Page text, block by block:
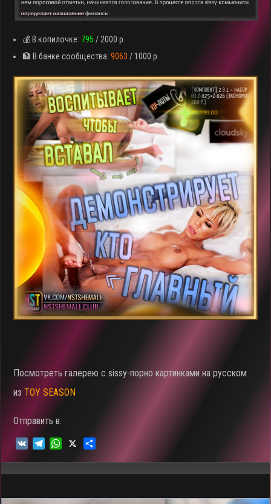
💰 В копилочке: 795/ 2000 р.
🏦 В банке сообщества:9063/ 1000 р.
Посмотреть галерею c sissy-порно картинками на русском
изTOY SEASON
Отправить в:
W